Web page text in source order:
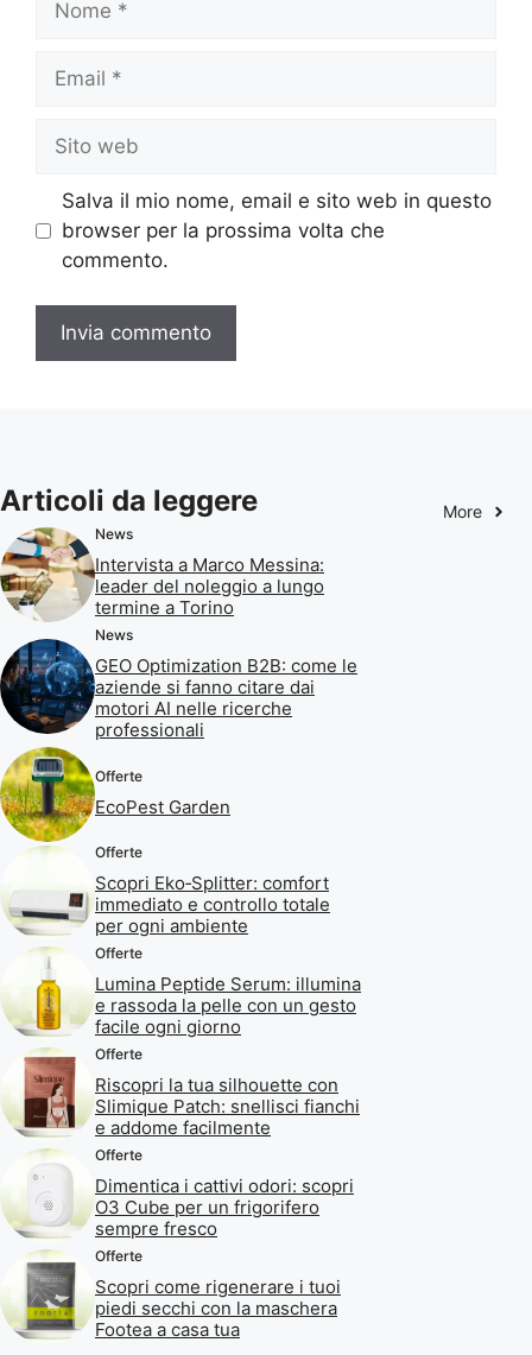
web
Salva il mio nome, email e sito web in questo
browser per la prossima volta che
commento.
Articoli da leggere More
News
Intervista a Marco Messina:
leader del noleggio a lungo
termine a Torino
News
GEO Optimization B2B: come le
aziende si fanno citare dai
motori AI nelle ricerche
professionali
Offerte
EcoPest Garden
Offerte
Scopri Eko‑Splitter: comfort
immediato e controllo totale
per ogni ambiente
Offerte
Lumina Peptide Serum: illumina
e rassoda la pelle con un gesto
facile ogni giorno
Offerte
Riscopri la tua silhouette con
Slimique Patch: snellisci fianchi
e addome facilmente
Offerte
Dimentica i cattivi odori: scopri
O3 Cube per un frigorifero
sempre fresco
Offerte
Scopri come rigenerare i tuoi
piedi secchi con la maschera
Footea a casa tua